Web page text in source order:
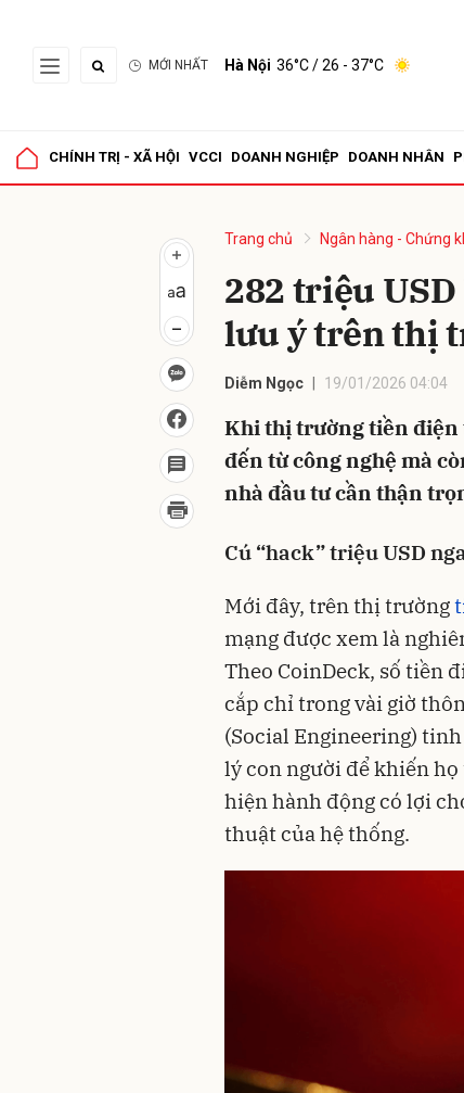
MỚI NHẤT Hà Nội 36°C/ 26 - 37°C
CHÍNH TRỊ - XÃ HỘI VCCI DOANH NGHIỆP DOANH NHÂN
Trang chủ Ngân hàng - Chứng
282 triệu
lưu ý trên thị
Diễm Ngọc 19/01/2026 04:04
Khi thị trường tiền điện
đến từ công nghệ mà
nhà đầu tư cần thận
Cú “hack” triệu USD
Mới đây, trên thị trường
mạng được xem là
Theo CoinDeck, số tiền
cắp chỉ trong vài giờ
(Social Engineering)
lý con người để khiến
hiện hành động có lợi
thuật của hệ thống.